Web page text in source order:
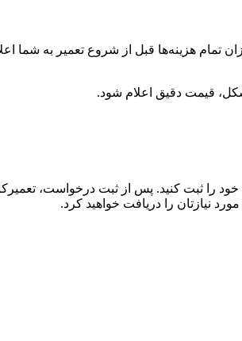
تمام هزینه‌ها قبل از شروع تعمیر به شما
قیمت دقیق اعلام شود.
را ثبت کنید. پس از ثبت درخواست،
نیازتان را دریافت خواهید کرد.